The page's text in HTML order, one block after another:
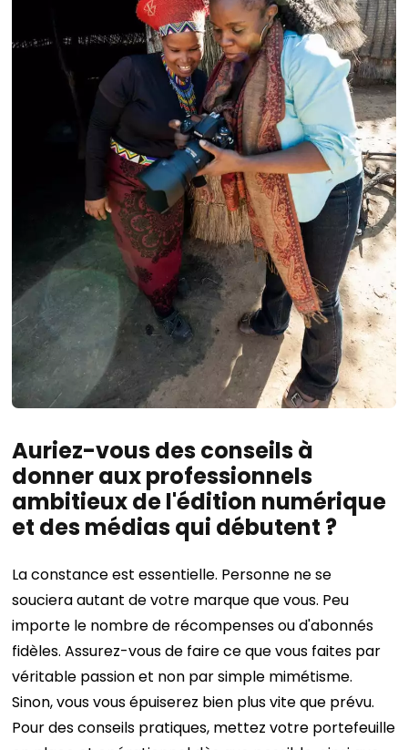
Auriez-vous des conseils à
donner aux professionnels
ambitieux de l'édition numérique
et des médias qui débutent ?
La constance est essentielle. Personne ne se
souciera autant de votre marque que vous. Peu
importe le nombre de récompenses ou d'abonnés
fidèles. Assurez-vous de faire ce que vous faites par
véritable passion et non par simple mimétisme.
Sinon, vous vous épuiserez bien plus vite que prévu.
Pour des conseils pratiques, mettez votre portefeuille